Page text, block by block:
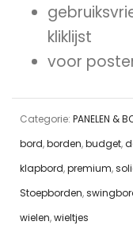
kliklijst
voor
Categorie: PANELEN &
bord,borden,budget,
klapbord,premium,
Stoepborden,
wielen,wieltjes